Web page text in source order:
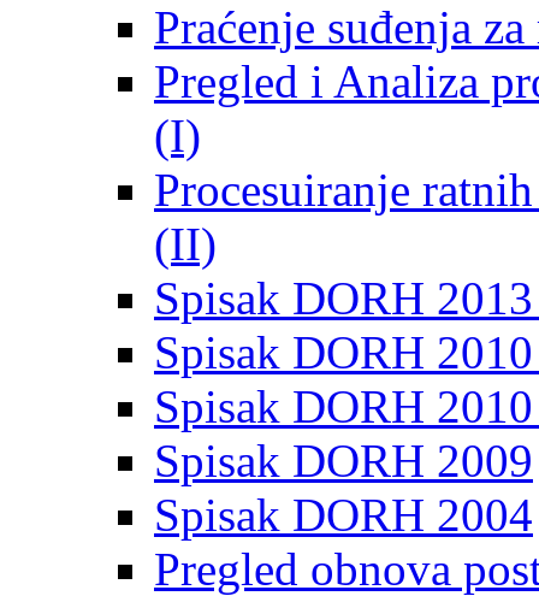
Praćenje suđenja
Pregled i Analiza
(I)
Procesuiranje
(II)
Spisak DORH
Spisak DORH
Spisak DORH
Spisak DORH 2009
Spisak DORH 2004
Pregled obnova